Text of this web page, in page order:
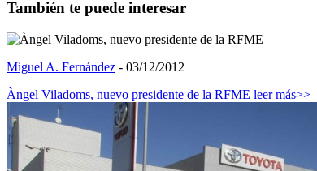
También te puede interesar
Miguel A. Fernández - 03/12/2012
Àngel Viladoms, nuevo presidente de la RFME leer más>>